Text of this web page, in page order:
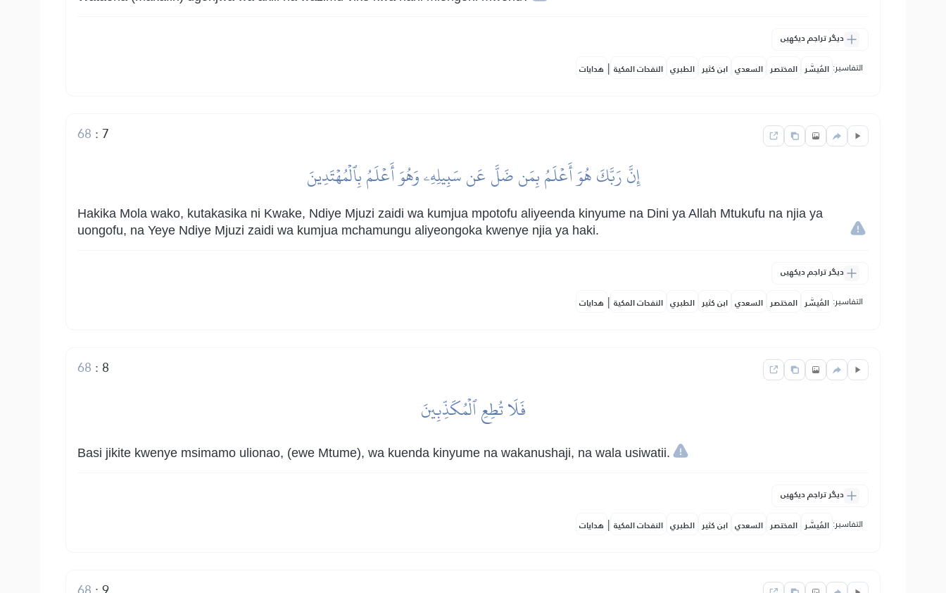
دیگر تراجم دیکھیں
التفاسير: المُيسَّر المختصر السعدي ابن كثير الطبري النفحات المكية | هدايات
7
:
68
إِنَّ رَبَّكَ هُوَ أَعۡلَمُ بِمَن ضَلَّ عَن سَبِيلِهِۦ وَهُوَ أَعۡلَمُ بِٱلۡمُهۡتَدِينَ
Hakika Mola wako, kutakasika ni Kwake, Ndiye Mjuzi zaidi wa kumjua mpotofu aliyeenda kinyume na Dini ya Allah Mtukufu na njia ya
uongofu, na Yeye Ndiye Mjuzi zaidi wa kumjua mchamungu aliyeongoka kwenye njia ya haki.
دیگر تراجم دیکھیں
التفاسير: المُيسَّر المختصر السعدي ابن كثير الطبري النفحات المكية | هدايات
8
:
68
فَلَا تُطِعِ ٱلۡمُكَذِّبِينَ
Basi jikite kwenye msimamo ulionao, (ewe Mtume), wa kuenda kinyume na wakanushaji, na wala usiwatii.
دیگر تراجم دیکھیں
التفاسير: المُيسَّر المختصر السعدي ابن كثير الطبري النفحات المكية | هدايات